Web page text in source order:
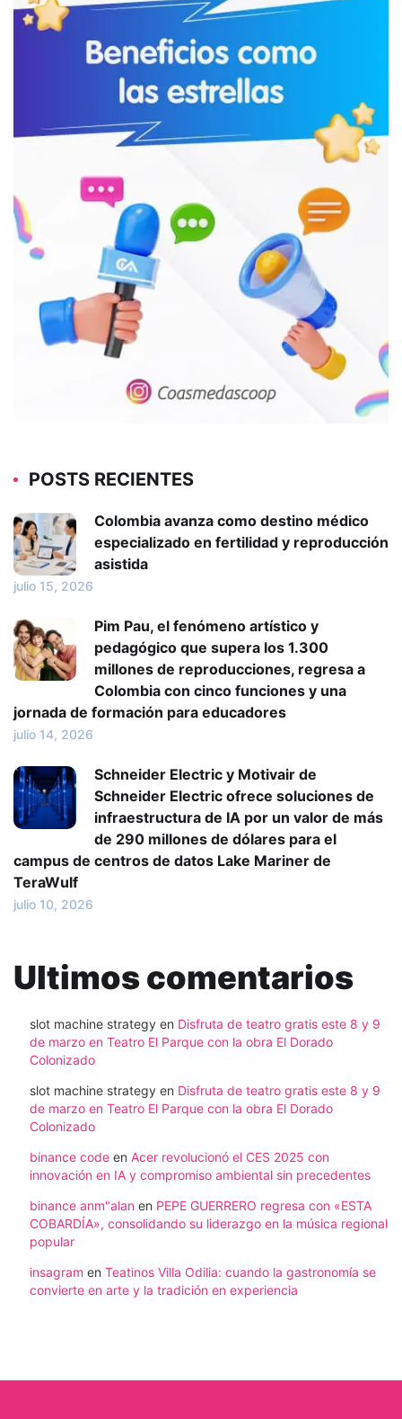
POSTS RECIENTES
Colombia avanza como destino médico
especializado en fertilidad y reproducción
asistida
julio 15, 2026
Pim Pau, el fenómeno artístico y
pedagógico que supera los 1.300
millones de reproducciones, regresa a
Colombia con cinco funciones y una
jornada de formación para educadores
julio 14, 2026
Schneider Electric y Motivair de
Schneider Electric ofrece soluciones de
infraestructura de IA por un valor de más
de 290 millones de dólares para el
campus de centros de datos Lake Mariner de
TeraWulf
julio 10, 2026
Ultimos comentarios
slot machine strategy en Disfruta de teatro gratis este 8 y 9
de marzo en Teatro El Parque con la obra El Dorado
Colonizado
slot machine strategy en Disfruta de teatro gratis este 8 y 9
de marzo en Teatro El Parque con la obra El Dorado
Colonizado
binance code en Acer revolucionó el CES 2025 con
innovación en IA y compromiso ambiental sin precedentes
binance anm"alan en PEPE GUERRERO regresa con «ESTA
COBARDÍA», consolidando su liderazgo en la música regional
popular
insagram en Teatinos Villa Odilia: cuando la gastronomía se
convierte en arte y la tradición en experiencia